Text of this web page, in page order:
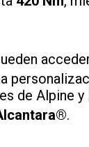
de Alpine
.